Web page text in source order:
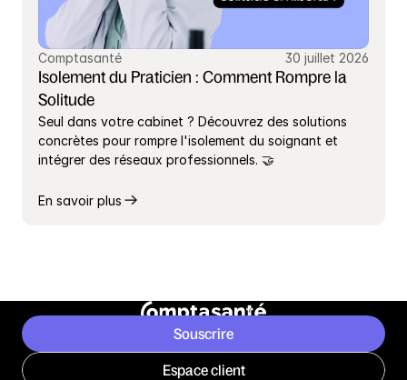
Comptasanté 30 juillet 2026
Isolement du Praticien : Comment Rompre la
Solitude
Seul dans votre cabinet ? Découvrez des solutions
concrètes pour rompre l'isolement du soignant et
intégrer des réseaux professionnels. 🤝
En savoir plus
Souscrire
Espace client